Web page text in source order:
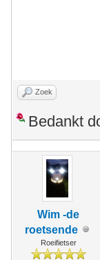
Zoek
Bedankt
Wim -de
roetsende
Roeifietser